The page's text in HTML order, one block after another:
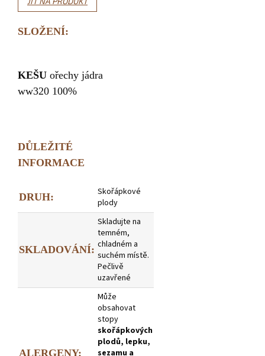
SLOŽENÍ:
KEŠU ořechy jádra
ww320 100%
DŮLEŽITÉ
INFORMACE
DRUH:
Skořápkové
plody
SKLADOVÁNÍ:
Skladujte na
temném,
chladném a
suchém místě.
Pečlivě
uzavřené
ALERGENY:
Může
obsahovat
stopy
skořápkových
plodů, lepku,
sezamu a